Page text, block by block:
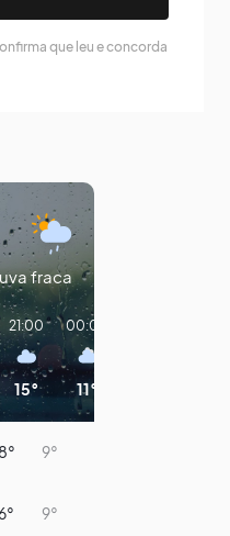
que leu e concorda
fraca
21:00
15°
00:00
11°
9°
9°